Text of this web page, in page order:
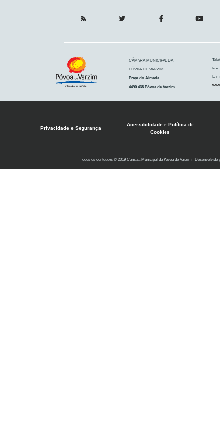
CÂMARA MUNICIPAL DA
PÓVOA DE VARZIM
Praça do Almada
4490-438 Póvoa de Varzim
Fax:
E-
Privacidade e Segurança
Acessibilidade e Política de
Cookies
Todos os conteúdos © 2019 Câmara Municipal da Póvoa de Varzim - Desenvolvido